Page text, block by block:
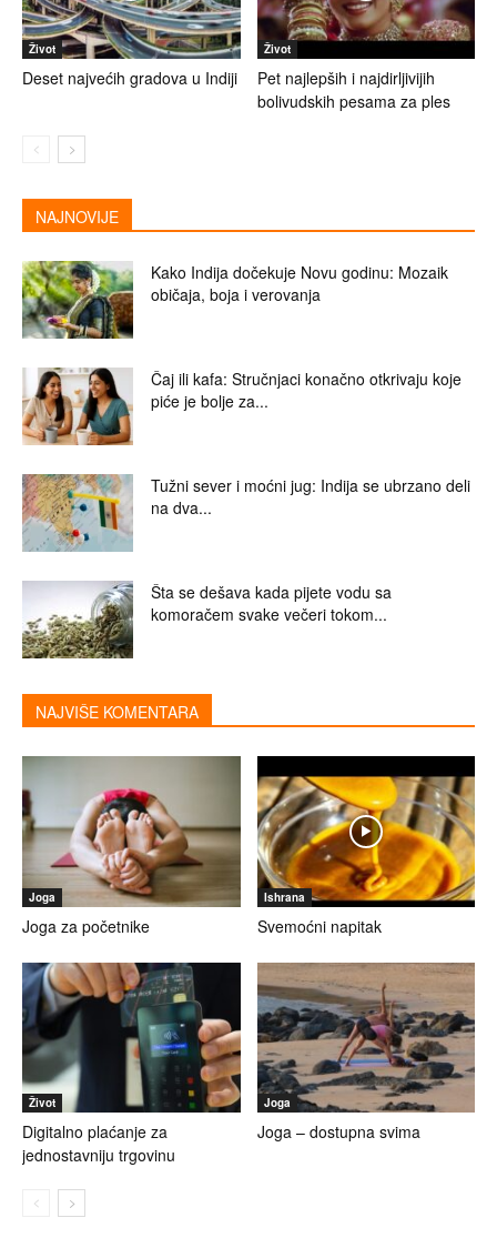
Život
Deset najvećih gradova u Indiji
Život
Pet najlepših i najdirljivijih
bolivudskih pesama za ples
NAJNOVIJE
Kako Indija dočekuje Novu godinu: Mozaik
običaja, boja i verovanja
Čaj ili kafa: Stručnjaci konačno otkrivaju koje
piće je bolje za...
Tužni sever i moćni jug: Indija se ubrzano deli
na dva...
Šta se dešava kada pijete vodu sa
komoračem svake večeri tokom...
NAJVIŠE KOMENTARA
Joga
Joga za početnike
Ishrana
Svemoćni napitak
Život
Digitalno plaćanje za
jednostavniju trgovinu
Joga
Joga – dostupna svima